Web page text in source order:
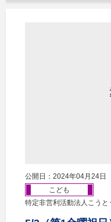
公開日：2024年04月24日
こども
特定非営利活動法人こうと